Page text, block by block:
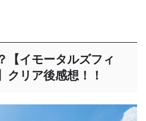
【イモータルズフィ
クリア後感想！！